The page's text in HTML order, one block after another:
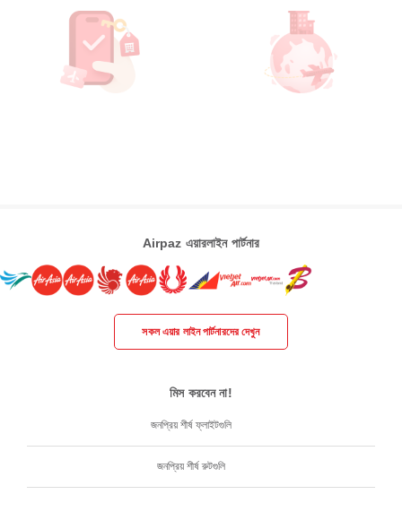
Airpaz এয়ারলাইন পার্টনার
সকল এয়ার লাইন পার্টনারদের দেখুন
মিস করবেন না!
জনপ্রিয় শীর্ষ ফ্লাইটগুলি
জনপ্রিয় শীর্ষ রুটগুলি